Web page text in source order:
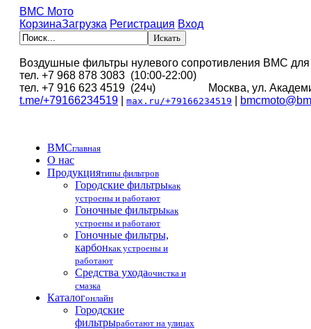
BMC Мото
КорзинаЗагрузка Регистрация Вход
Воздушные фильтры нулевого сопротивления BMC
тел. +7 968 878 3083 (10:00-22:00)
тел. +7 916 623 4519 (24ч) Москва, ул.
t.me/+79166234519
max.ru/+79166234519
BMCглавная
О нас
Продукциятипы фильтров
Городские фильтрыкак
устроены и работают
Гоночные фильтрыкак
устроены и работают
Гоночные фильтры,
карбонкак устроены и
работают
Средства уходаочистка и
смазка
Каталогонлайн
Городские
фильтрыработают на улицах